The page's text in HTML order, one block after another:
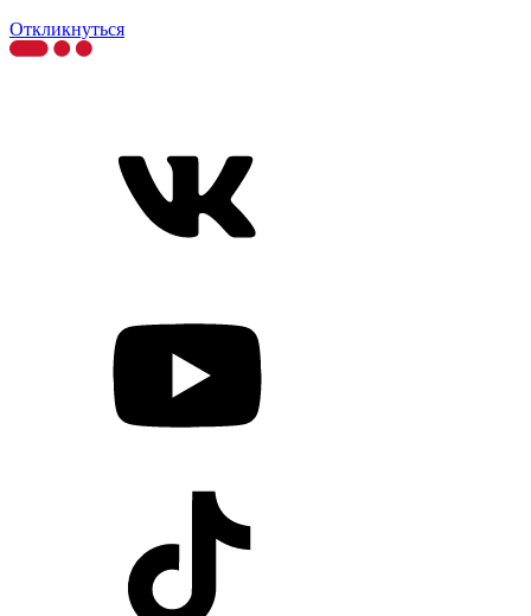
Откликнуться